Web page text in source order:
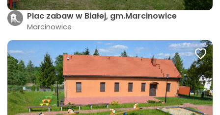
Plac zabaw w Białej, gm.Marcinowice
Marcinowice